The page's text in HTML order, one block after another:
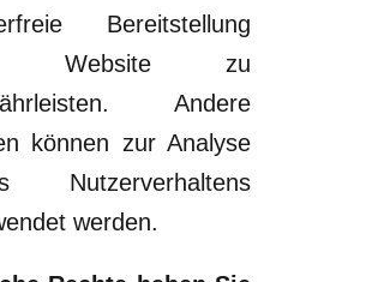
Bereitstellung
Website zu
Andere
können zur Analyse
Nutzerverhaltens
werden.